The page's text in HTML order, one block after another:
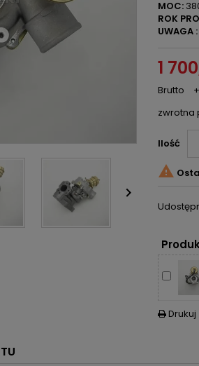

MOC:
ROK
UWAGA :
1
Brutto
zwrotna
Ilość

 Drukuj